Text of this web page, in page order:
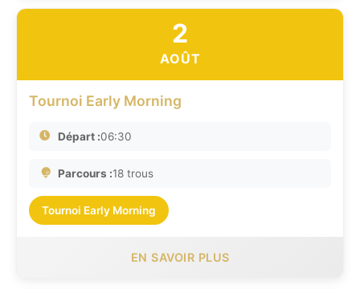
2
AOÛT
Tournoi Early Morning
Départ :06:30
Parcours :18 trous
Tournoi Early Morning
EN SAVOIR PLUS